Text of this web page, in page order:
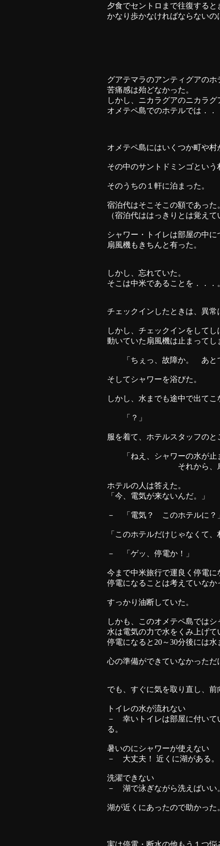
夕食でセントロまで往復すると
かなり歩かなければならない
グアテマラのアンティグアの
苦痛感は殆どなかった。
しかし、ニカラグアのニカラグ
オメテペ島でのホテルでは．．
オメテペ島にはいくつか町や村
その中のサントドミンゴとい
そのうちの１軒に泊まった。
宿泊代はそこそこの額であった
（宿泊代ははっきりとは覚え
シャワー・トイレは部屋の中に
扇風機もきちんと有った。
しかし、忘れていた。
そこは中米であることを．．．
チェックインしたときは、異常
しかし、チェックインをしてし
動いていた扇風機は止まってし
「ちぇっ、故障か。 あとで
そしてシャワーを浴びた。
しかし、水までも途中で出てこ
「？」
服を着て、ホテルスタッフのと
「ねえ、シャワーの水が止
それから、扇風機も
ホテルの人は答えた。
「今、電気が来ないんだ。」
－ 「電気？ このホテルに？
「このホテルだけじゃなくて
－ 「ゲッ、停電か！」
今まで中米旅行で運良く停電
停電になることは考えていなか
すっかり油断していた。
しかも、このオメテペ島では
水は電気の力で水をくみ上げて
停電になると20～30分後には
心の準備ができていなかった
でも、すぐに気を取り直し、前
トイレの水が流れない
－ 幸いトイレは部屋に付いて
る。
暑いのにシャワーが使えない
－ 大丈夫！ 近くに湖がある。
洗濯できない
－ 湖で泳ぎながら洗えばいい
湖が近くにあったので助かった
実は停電・断水の他もう１つ悩